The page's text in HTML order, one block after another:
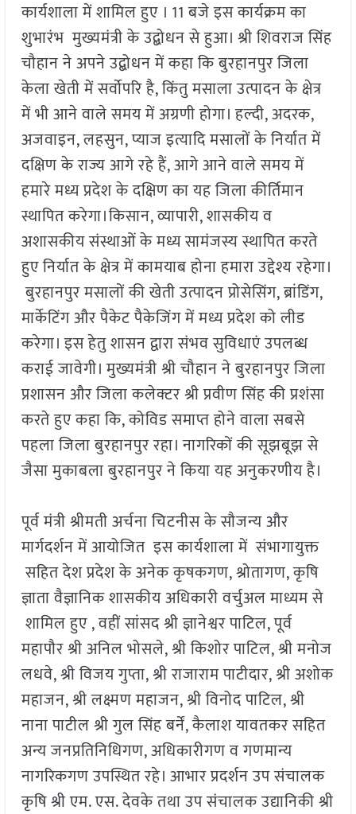
कार्यशाला में शामिल हुए । 11 बजे इस कार्यक्रम का
शुभारंभ मुख्यमंत्री के उद्बोधन से हुआ। श्री शिवराज सिंह
चौहान ने अपने उद्बोधन में कहा कि बुरहानपुर जिला
केला खेती में सर्वाेपरि है, किंतु मसाला उत्पादन के क्षेत्र
में भी आने वाले समय में अग्रणी होगा। हल्दी, अदरक,
अजवाइन, लहसुन, प्याज इत्यादि मसालों के निर्यात में
दक्षिण के राज्य आगे रहे हैं, आगे आने वाले समय में
हमारे मध्य प्रदेश के दक्षिण का यह जिला कीर्तिमान
स्थापित करेगा।किसान, व्यापारी, शासकीय व
अशासकीय संस्थाओं के मध्य सामंजस्य स्थापित करते
हुए निर्यात के क्षेत्र में कामयाब होना हमारा उद्देश्य रहेगा।
बुरहानपुर मसालों की खेती उत्पादन प्रोसेसिंग, ब्रांडिंग,
मार्केटिंग और पैकेट पैकेजिंग में मध्य प्रदेश को लीड
करेगा। इस हेतु शासन द्वारा संभव सुविधाएं उपलब्ध
कराई जावेगी। मुख्यमंत्री श्री चौहान ने बुरहानपुर जिला
प्रशासन और जिला कलेक्टर श्री प्रवीण सिंह की प्रशंसा
करते हुए कहा कि, कोविड समाप्त होने वाला सबसे
पहला जिला बुरहानपुर रहा। नागरिकों की सूझबूझ से
जैसा मुकाबला बुरहानपुर ने किया यह अनुकरणीय है।
पूर्व मंत्री श्रीमती अर्चना चिटनीस के सौजन्य और
मार्गदर्शन में आयोजित इस कार्यशाला में संभागायुक्त
सहित देश प्रदेश के अनेक कृषकगण, श्रोतागण, कृषि
ज्ञाता वैज्ञानिक शासकीय अधिकारी वर्चुअल माध्यम से
शामिल हुए , वहीं सांसद श्री ज्ञानेश्वर पाटिल, पूर्व
महापौर श्री अनिल भोसले, श्री किशोर पाटिल, श्री मनोज
लधवे, श्री विजय गुप्ता, श्री राजाराम पाटीदार, श्री अशोक
महाजन, श्री लक्ष्मण महाजन, श्री विनोद पाटिल, श्री
नाना पाटील श्री गुल सिंह बर्नें, कैलाश यावतकर सहित
अन्य जनप्रतिनिधिगण, अधिकारीगण व गणमान्य
नागरिकगण उपस्थित रहे। आभार प्रदर्शन उप संचालक
कृषि श्री एम. एस. देवके तथा उप संचालक उद्यानिकी श्री